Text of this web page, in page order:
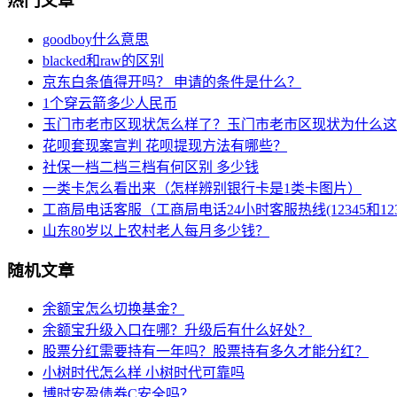
goodboy什么意思
blacked和raw的区别
京东白条值得开吗？ 申请的条件是什么？
1个穿云箭多少人民币
玉门市老市区现状怎么样了？玉门市老市区现状为什么这
花呗套现案宣判 花呗提现方法有哪些？
社保一档二档三档有何区别 多少钱
一类卡怎么看出来（怎样辨别银行卡是1类卡图片）
工商局电话客服（工商局电话24小时客服热线(12345和
山东80岁以上农村老人每月多少钱？
随机文章
余额宝怎么切换基金？
余额宝升级入口在哪？升级后有什么好处？
股票分红需要持有一年吗？股票持有多久才能分红？
小树时代怎么样 小树时代可靠吗